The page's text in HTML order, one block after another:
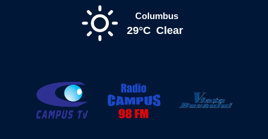
Columbus
29°C Clear